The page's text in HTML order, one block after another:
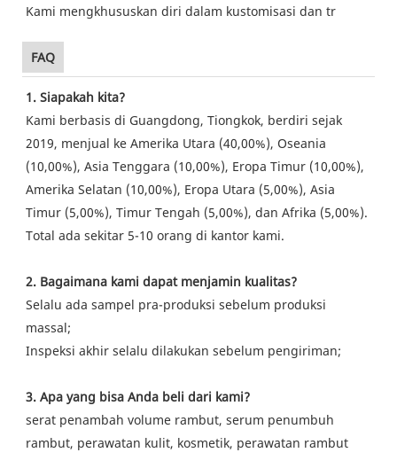
Kami mengkhususkan diri dalam kustomisasi dan tr
FAQ
1. Siapakah kita?
Kami berbasis di Guangdong, Tiongkok, berdiri sejak
2019, menjual ke Amerika Utara (40,00%), Oseania
(10,00%), Asia Tenggara (10,00%), Eropa Timur (10,00%),
Amerika Selatan (10,00%), Eropa Utara (5,00%), Asia
Timur (5,00%), Timur Tengah (5,00%), dan Afrika (5,00%).
Total ada sekitar 5-10 orang di kantor kami.
2. Bagaimana kami dapat menjamin kualitas?
Selalu ada sampel pra-produksi sebelum produksi
massal;
Inspeksi akhir selalu dilakukan sebelum pengiriman;
3. Apa yang bisa Anda beli dari kami?
serat penambah volume rambut, serum penumbuh
rambut, perawatan kulit, kosmetik, perawatan rambut